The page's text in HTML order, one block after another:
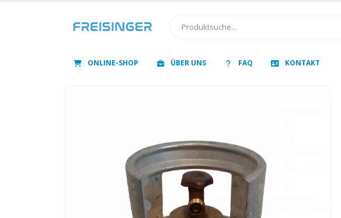
ONLINE-SHOP ÜBER UNS FAQ KONTAKT